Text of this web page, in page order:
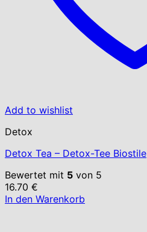
Add to wishlist
Detox
Detox Tea – Detox-Tee Biostile
Bewertet mit 5 von 5
16.70 €
In den Warenkorb